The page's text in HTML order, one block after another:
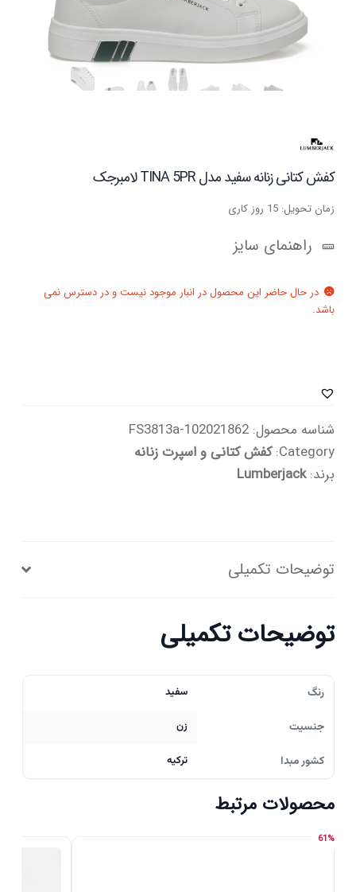
کفش کتانی زنانه سفید مدل TINA 5PR لامبرجک
زمان تحویل: 15 روز کاری
راهنمای سایز
در حال حاضر این محصول در انبار موجود نیست و در دسترس نمی
باشد.
شناسه محصول:102021862-FS3813a
Category: کفش کتانی و اسپرت زنانه
برند:Lumberjack
توضیحات تکمیلی
توضیحات تکمیلی
رنگ سفید
جنسیت زن
کشور مبدا ترکیه
محصولات مرتبط
61%